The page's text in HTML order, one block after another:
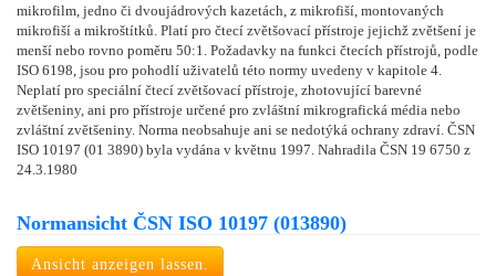
mikrofilm, jedno či dvoujádrových kazetách, z mikrofiší, montovaných
mikrofiší a mikroštítků. Platí pro čtecí zvětšovací přístroje jejichž zvětšení je
menší nebo rovno poměru 50:1. Požadavky na funkci čtecích přístrojů, podle
ISO 6198, jsou pro pohodlí uživatelů této normy uvedeny v kapitole 4.
Neplatí pro speciální čtecí zvětšovací přístroje, zhotovující barevné
zvětšeniny, ani pro přístroje určené pro zvláštní mikrografická média nebo
zvláštní zvětšeniny. Norma neobsahuje ani se nedotýká ochrany zdraví. ČSN
ISO 10197 (01 3890) byla vydána v květnu 1997. Nahradila ČSN 19 6750 z
24.3.1980
Normansicht ČSN ISO 10197 (013890)
Ansicht anzeigen lassen.